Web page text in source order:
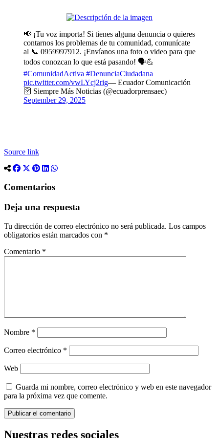
📢 ¡Tu voz importa! Si tienes alguna denuncia o quieres
contarnos los problemas de tu comunidad, comunícate
al 📞 0959997912. ¡Envíanos una foto o video para que
todos conozcan lo que está pasando! 🗣️💪
#ComunidadActiva #DenunciaCiudadana
pic.twitter.com/vwLYcj2rig— Ecuador Comunicación
🛜 Siempre Más Noticias (@ecuadorprensaec)
September 29, 2025
Source link
Comentarios
Deja una respuesta
Tu dirección de correo electrónico no será publicada. Los campos
obligatorios están marcados con *
Comentario *
Nombre *
Correo electrónico *
Web
Guarda mi nombre, correo electrónico y web en este navegador
para la próxima vez que comente.
Nuestras redes sociales